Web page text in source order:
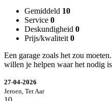
Gemiddeld 10
Service 0
Deskundigheid 0
Prijs/kwaliteit 0
Een garage zoals het zou
willen je helpen waar het nodig
27-04-2026
Jeroen, Ter Aar